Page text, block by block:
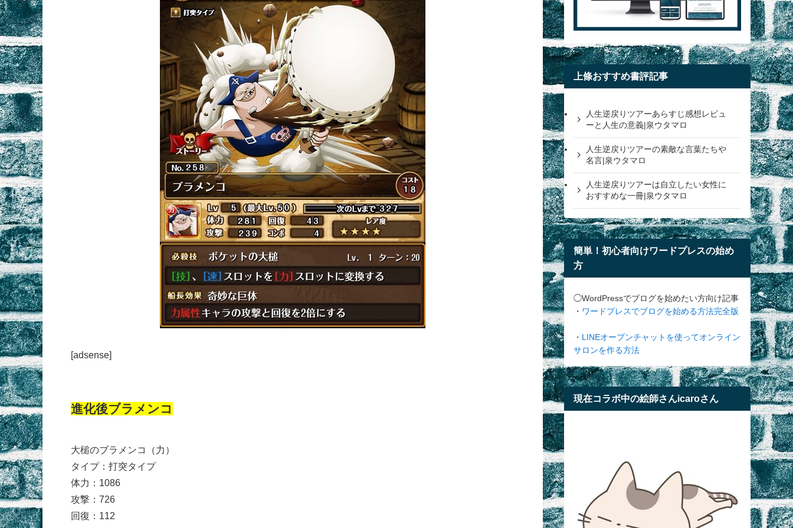
[adsense]
進化後ブラメンコ
大槌のブラメンコ（力）
タイプ：打突タイプ
体力：1086
攻撃：726
回復：112
上條おすすめ書評記事
人生逆戻りツアーあらすじ感想レビュ
ーと人生の意義|泉ウタマロ
人生逆戻りツアーの素敵な言葉たちや
名言|泉ウタマロ
人生逆戻りツアーは自立したい女性に
おすすめな一冊|泉ウタマロ
簡単！初心者向けワードプレスの始め
方
◯WordPressでブログを始めたい方向け記事
・ ワードプレスでブログを始める方法完全版
・ LINEオープンチャットを使ってオンライン
サロンを作る方法
現在コラボ中の絵師さんicaroさん